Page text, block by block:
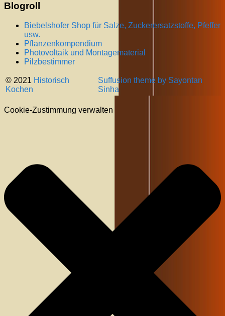
Blogroll
Biebelshofer Shop für Salze, Zuckerersatzstoffe, Pfeffer
usw.
Pflanzenkompendium
Photovoltaik und Montagematerial
Pilzbestimmer
© 2021 Historisch
Kochen
Suffusion theme by Sayontan
Sinha
Cookie-Zustimmung verwalten